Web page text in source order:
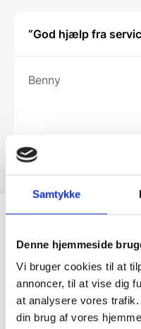
Samtykke
Denne hjemmeside
Vi bruger cookies til at
annoncer, til at vise dig
at analysere vores
din brug af vores
“God hjælp fra
Benny
Få de
Husk at tilmelde dig
til de bedste tilbud.
ikke, men sender kun